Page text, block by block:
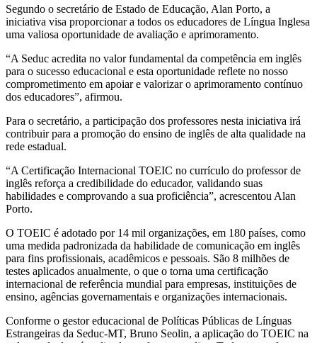
Segundo o secretário de Estado de Educação, Alan Porto, a
iniciativa visa proporcionar a todos os educadores de Língua Inglesa
uma valiosa oportunidade de avaliação e aprimoramento.
“A Seduc acredita no valor fundamental da competência em inglês
para o sucesso educacional e esta oportunidade reflete no nosso
comprometimento em apoiar e valorizar o aprimoramento contínuo
dos educadores”, afirmou.
Para o secretário, a participação dos professores nesta iniciativa irá
contribuir para a promoção do ensino de inglês de alta qualidade na
rede estadual.
“A Certificação Internacional TOEIC no currículo do professor de
inglês reforça a credibilidade do educador, validando suas
habilidades e comprovando a sua proficiência”, acrescentou Alan
Porto.
O TOEIC é adotado por 14 mil organizações, em 180 países, como
uma medida padronizada da habilidade de comunicação em inglês
para fins profissionais, acadêmicos e pessoais. São 8 milhões de
testes aplicados anualmente, o que o torna uma certificação
internacional de referência mundial para empresas, instituições de
ensino, agências governamentais e organizações internacionais.
Conforme o gestor educacional de Políticas Públicas de Línguas
Estrangeiras da Seduc-MT, Bruno Seolin, a aplicação do TOEIC na